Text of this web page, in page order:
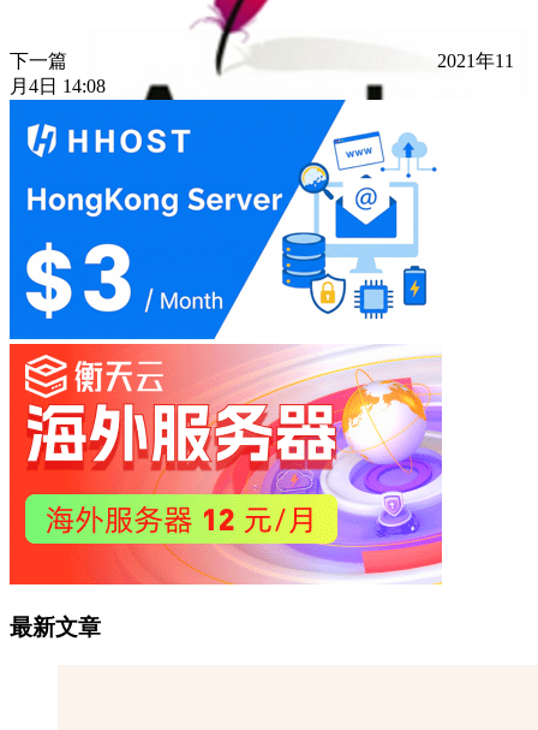
下一篇
2021年11
月4日 14:08
最新文章